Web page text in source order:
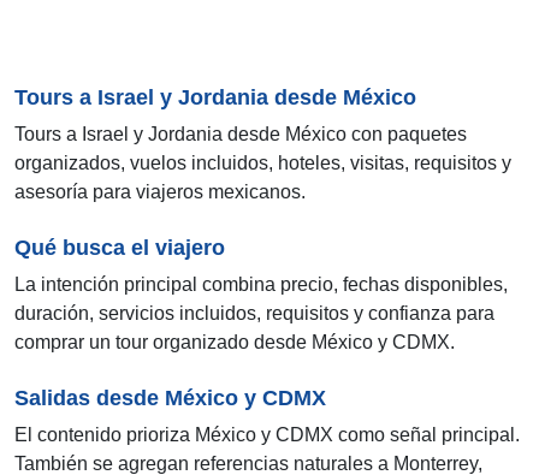
Tours a Israel y Jordania desde México
Tours a Israel y Jordania desde México con paquetes
organizados, vuelos incluidos, hoteles, visitas, requisitos y
asesoría para viajeros mexicanos.
Qué busca el viajero
La intención principal combina precio, fechas disponibles,
duración, servicios incluidos, requisitos y confianza para
comprar un tour organizado desde México y CDMX.
Salidas desde México y CDMX
El contenido prioriza México y CDMX como señal principal.
También se agregan referencias naturales a Monterrey,